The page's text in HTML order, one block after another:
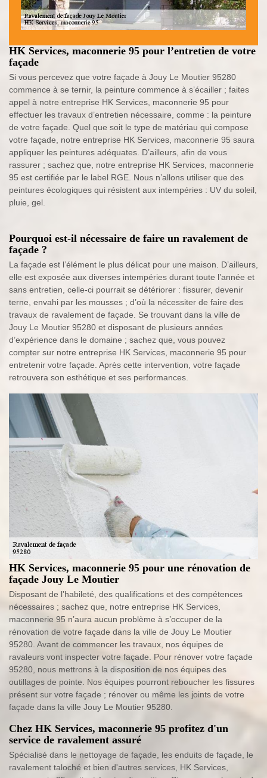
HK Services, maconnerie 95 pour l’entretien de votre
façade
Si vous percevez que votre façade à Jouy Le Moutier 95280
commence à se ternir, la peinture commence à s’écailler ; faites
appel à notre entreprise HK Services, maconnerie 95 pour
effectuer les travaux d’entretien nécessaire, comme : la peinture
de votre façade. Quel que soit le type de matériau qui compose
votre façade, notre entreprise HK Services, maconnerie 95 saura
appliquer les peintures adéquates. D’ailleurs, afin de vous
rassurer ; sachez que, notre entreprise HK Services, maconnerie
95 est certifiée par le label RGE. Nous n’allons utiliser que des
peintures écologiques qui résistent aux intempéries : UV du soleil,
pluie, gel.
Pourquoi est-il nécessaire de faire un ravalement de
façade ?
La façade est l’élément le plus délicat pour une maison. D’ailleurs,
elle est exposée aux diverses intempéries durant toute l’année et
sans entretien, celle-ci pourrait se détériorer : fissurer, devenir
terne, envahi par les mousses ; d’où la nécessiter de faire des
travaux de ravalement de façade. Se trouvant dans la ville de
Jouy Le Moutier 95280 et disposant de plusieurs années
d’expérience dans le domaine ; sachez que, vous pouvez
compter sur notre entreprise HK Services, maconnerie 95 pour
entretenir votre façade. Après cette intervention, votre façade
retrouvera son esthétique et ses performances.
HK Services, maconnerie 95 pour une rénovation de
façade Jouy Le Moutier
Disposant de l’habileté, des qualifications et des compétences
nécessaires ; sachez que, notre entreprise HK Services,
maconnerie 95 n’aura aucun problème à s’occuper de la
rénovation de votre façade dans la ville de Jouy Le Moutier
95280. Avant de commencer les travaux, nos équipes de
ravaleurs vont inspecter votre façade. Pour rénover votre façade
95280, nous mettrons à la disposition de nos équipes des
outillages de pointe. Nos équipes pourront reboucher les fissures
présent sur votre façade ; rénover ou même les joints de votre
façade dans la ville Jouy Le Moutier 95280.
Chez HK Services, maconnerie 95 profitez d'un
service de ravalement assuré
Spécialisé dans le nettoyage de façade, les enduits de façade, le
ravalement taloché et bien d'autres services, HK Services,